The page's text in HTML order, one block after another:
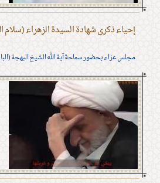
إحياء ذكرى شهادة السيدة الزهراء (سلام
مجلس عزاء بحضور سماحة آية الله الشيخ البهجة